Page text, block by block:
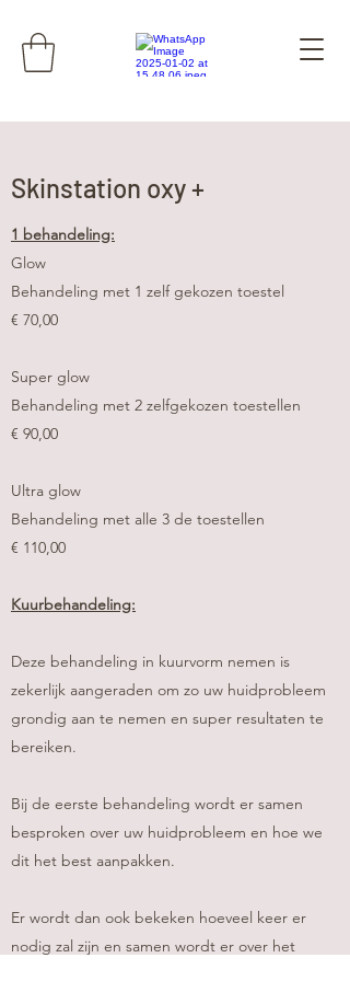
Skinstation oxy +
1 behandeling:
Glow
Behandeling met 1 zelf gekozen toestel
€ 70,00​
Super glow
Behandeling met 2 zelfgekozen toestellen
€ 90,00
Ultra glow
Behandeling met alle 3 de toestellen
€ 110,00
Kuurbehandeling:
Deze behandeling in kuurvorm nemen is
zekerlijk aangeraden om zo uw huidprobleem
grondig aan te nemen en super resultaten te
bereiken.
Bij de eerste behandeling wordt er samen
besproken over uw huidprobleem en hoe we
dit het best aanpakken.
Er wordt dan ook bekeken hoeveel keer er
nodig zal zijn en samen wordt er over het